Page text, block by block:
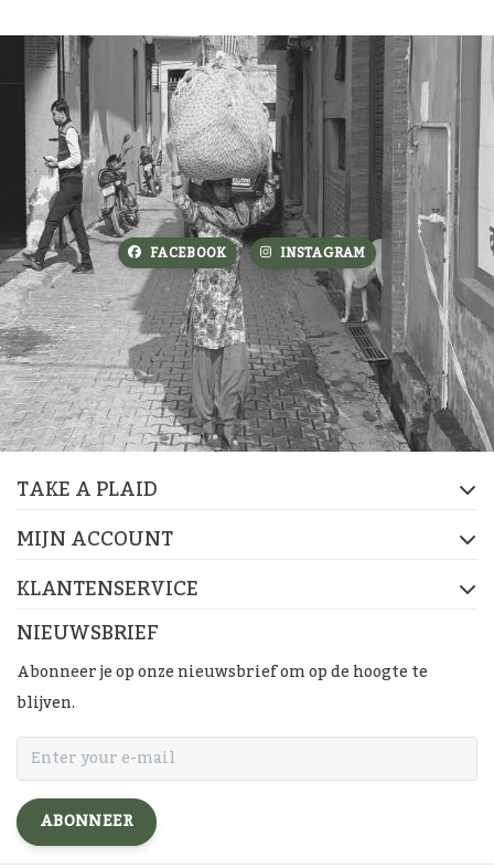
FACEBOOK INSTAGRAM
TAKE A PLAID
MIJN ACCOUNT
KLANTENSERVICE
NIEUWSBRIEF
Abonneer je op onze nieuwsbrief om op de hoogte te
blijven.
ABONNEER